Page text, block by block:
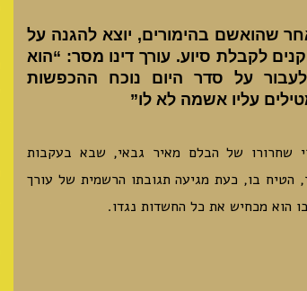
שהואשם בהימורים, יוצא להגנה על
לקבלת סיוע. עורך דינו מסר: “הוא
על סדר היום נוכח ההכפשות
עליו אשמה לא לו”
שחרורו של הבלם מאיר גבאי, שבא בעקבות
הטיח בו, כעת מגיעה תגובתו הרשמית של עורך
הוא מכחיש את כל החשדות נגדו.